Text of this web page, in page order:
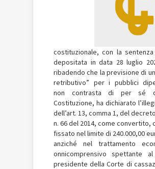
costituzionale, con la sentenza
depositata in data 28 luglio
ribadendo che la previsione di
retributivo” per i pubblici
non contrasta di per sé
Costituzione, ha dichiarato
dell’art. 13, comma 1, del
n. 66 del 2014, come convertito,
fissato nel limite di 240.000,00
anziché nel trattamento
onnicomprensivo spettante
presidente della Corte di